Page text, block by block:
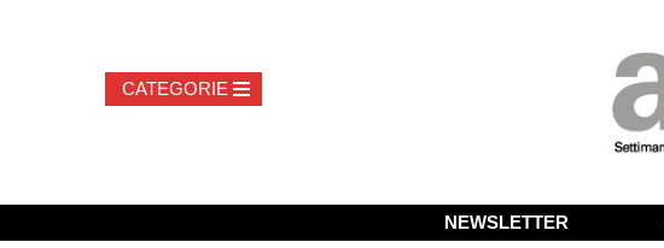
NEWSLETTER